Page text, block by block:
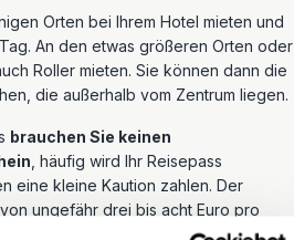
Orten bei Ihrem Hotel mieten und
An den etwas größeren Orten oder
Roller mieten. Sie können dann die
die außerhalb vom Zentrum liegen.
brauchen Sie keinen
, häufig wird Ihr Reisepass
eine kleine Kaution zahlen. Der
, von ungefähr drei bis acht Euro pro
ist Pflicht und absolut